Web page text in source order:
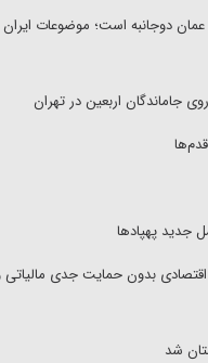
عمان دوجانبه است؛ موضوعات ایران
جاماندگان اربعین در تهران
جدید پهپاد‌ها
اقتصادی بدون حمایت جدی
شد